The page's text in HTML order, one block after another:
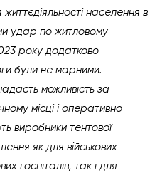
населення в
удар по житловому
року додатково
були не марними.
можливість за
місці і оперативно
виробники тентової
як для військових
госпіталів, так і для